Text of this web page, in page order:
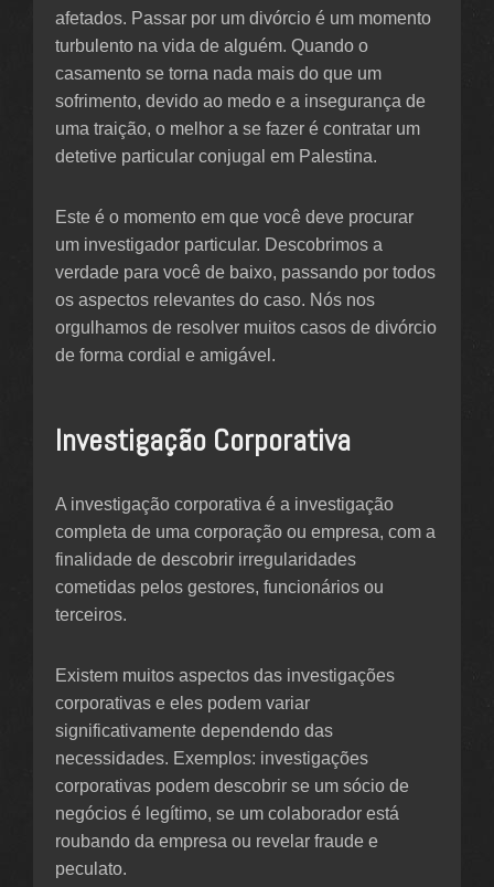
afetados. Passar por um divórcio é um momento
turbulento na vida de alguém. Quando o
casamento se torna nada mais do que um
sofrimento, devido ao medo e a insegurança de
uma traição, o melhor a se fazer é contratar um
detetive particular conjugal em Palestina.
Este é o momento em que você deve procurar
um investigador particular. Descobrimos a
verdade para você de baixo, passando por todos
os aspectos relevantes do caso. Nós nos
orgulhamos de resolver muitos casos de divórcio
de forma cordial e amigável.
Investigação Corporativa
A investigação corporativa é a investigação
completa de uma corporação ou empresa, com a
finalidade de descobrir irregularidades
cometidas pelos gestores, funcionários ou
terceiros.
Existem muitos aspectos das investigações
corporativas e eles podem variar
significativamente dependendo das
necessidades. Exemplos: investigações
corporativas podem descobrir se um sócio de
negócios é legítimo, se um colaborador está
roubando da empresa ou revelar fraude e
peculato.